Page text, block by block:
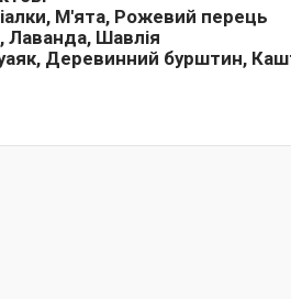
М'ята, Рожевий перець
Лаванда, Шавлія
Деревинний бурштин,